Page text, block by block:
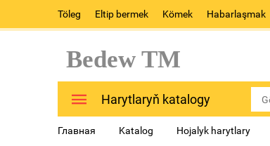
Töleg Eltip bermek Kömek Habarlaşmak
Bedew TM
Harytlaryň katalogy
Главная Katalog Hojalyk harytlary